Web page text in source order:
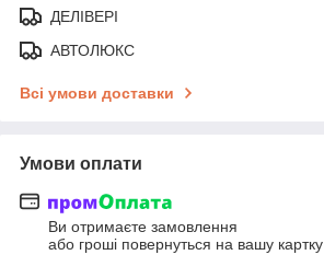
ДЕЛІВЕРІ
АВТОЛЮКС
Всі умови доставки
Умови оплати
Ви отримаєте замовлення
або гроші повернуться на вашу картку